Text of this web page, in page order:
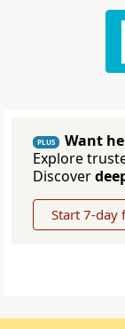
PLUS
Want
Explore
Discover
Start 7-day